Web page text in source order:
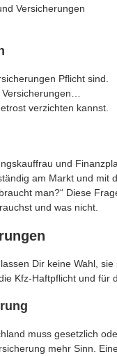
Versicherungen
Pflicht sind.
Versicherungen…
verzichten kannst.
und
am Markt und mit
man?“ Diese
und was nicht.
Dir keine Wahl,
Kfz-Haftpflicht und für
muss gesetzlich
mehr Sinn.